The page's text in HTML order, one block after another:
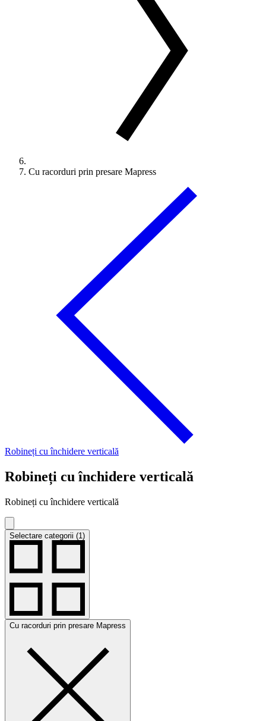
Cu racorduri prin presare Mapress
Robineți cu închidere verticală
Robineți cu închidere verticală
Robineți cu închidere verticală
Selectare categorii (1)
Cu racorduri prin presare Mapress